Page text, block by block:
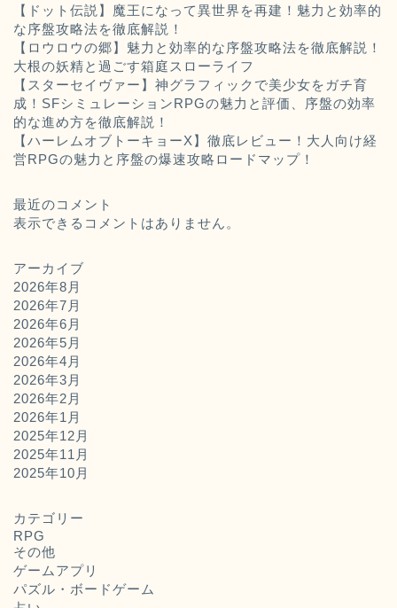
【ドット伝説】魔王になって異世界を再建！魅力と効率的
な序盤攻略法を徹底解説！
【ロウロウの郷】魅力と効率的な序盤攻略法を徹底解説！
大根の妖精と過ごす箱庭スローライフ
【スターセイヴァー】神グラフィックで美少女をガチ育
成！SFシミュレーションRPGの魅力と評価、序盤の効率
的な進め方を徹底解説！
【ハーレムオブトーキョーX】徹底レビュー！大人向け経
営RPGの魅力と序盤の爆速攻略ロードマップ！
最近のコメント
表示できるコメントはありません。
アーカイブ
2026年8月
2026年7月
2026年6月
2026年5月
2026年4月
2026年3月
2026年2月
2026年1月
2025年12月
2025年11月
2025年10月
カテゴリー
RPG
その他
ゲームアプリ
パズル・ボードゲーム